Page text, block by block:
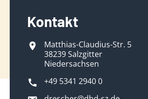
Kontakt
Matthias-Claudius-Str. 5
38239 Salzgitter
Niedersachsen
+49 5341 2940 0